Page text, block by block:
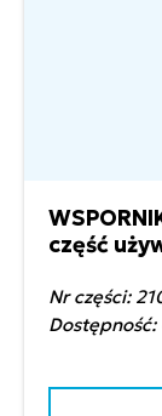
część
Nr części:
Dostępność: